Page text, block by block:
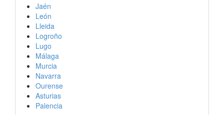
Jaén
León
Lleida
Logroño
Lugo
Málaga
Murcia
Navarra
Ourense
Asturias
Palencia